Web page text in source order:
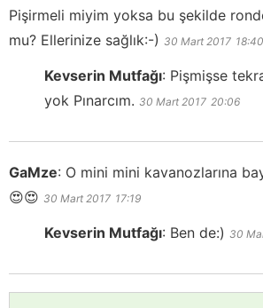
Pişirmeli miyim yoksa bu şekilde
mu? Ellerinize sağlık:-) 30 Mart 2017 18:40
Kevserin Mutfağı: Pişmişse
yok Pınarcım. 30 Mart 2017 20:06
GaMze: O mini mini kavanozlarına
😍😍 30 Mart 2017 17:19
Kevserin Mutfağı: Ben de:) 30